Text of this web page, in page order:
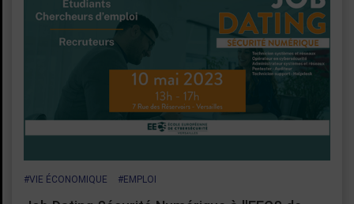
#VIE ÉCONOMIQUE #EMPLOI